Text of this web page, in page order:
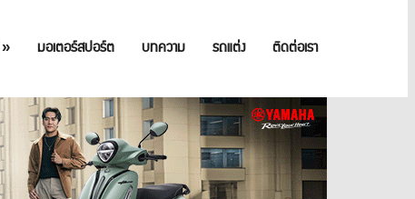
» มอเตอร์สปอร์ต บทความ รถแต่ง ติดต่อเรา